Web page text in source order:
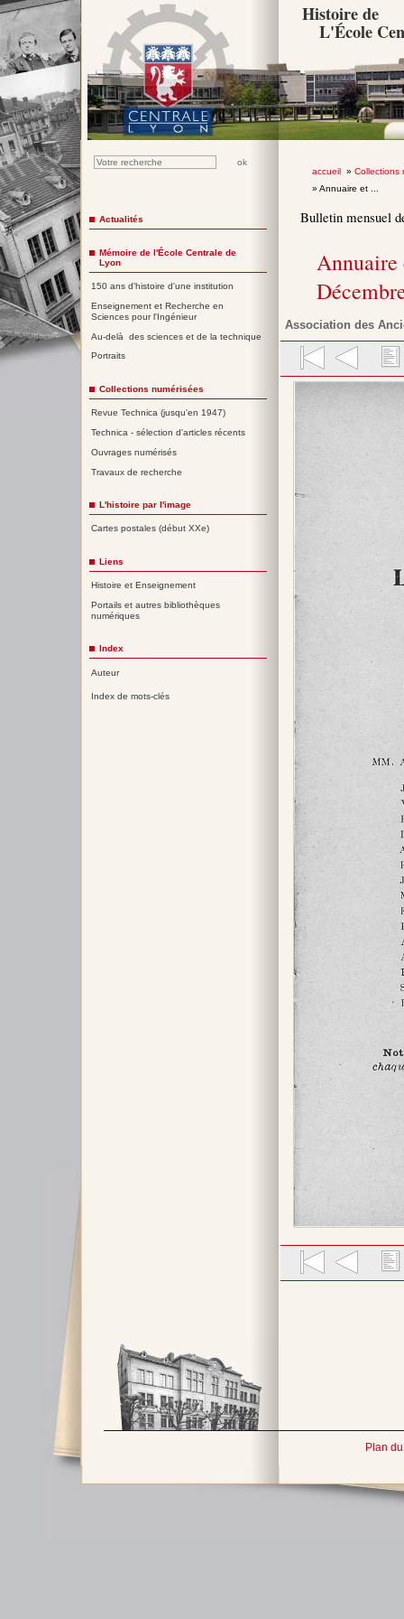
Histoire de
L'École
accueil» Collections
» Annuaire et ...
Bulletin mensuel
Annuaire
Association des
Actualités
Mémoire de l'École Centrale de
Lyon
150 ans d'histoire d'une institution
Enseignement et Recherche en
Sciences pour l'Ingénieur
Au-delà des sciences et de la technique
Portraits
Collections numérisées
Revue Technica (jusqu'en 1947)
Technica - sélection d'articles récents
Ouvrages numérisés
Travaux de recherche
L'histoire par l'image
Cartes postales (début XXe)
Liens
Histoire et Enseignement
Portails et autres bibliothèques
numériques
Index
Auteur
Index de mots-clés
Plan